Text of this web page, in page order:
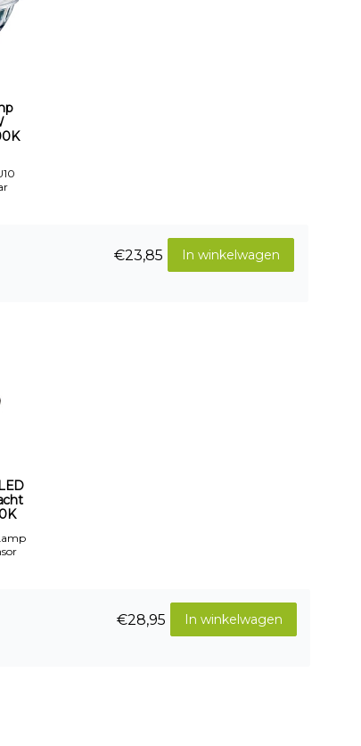
In winkelwagen
€23,85
In winkelwagen
€28,95